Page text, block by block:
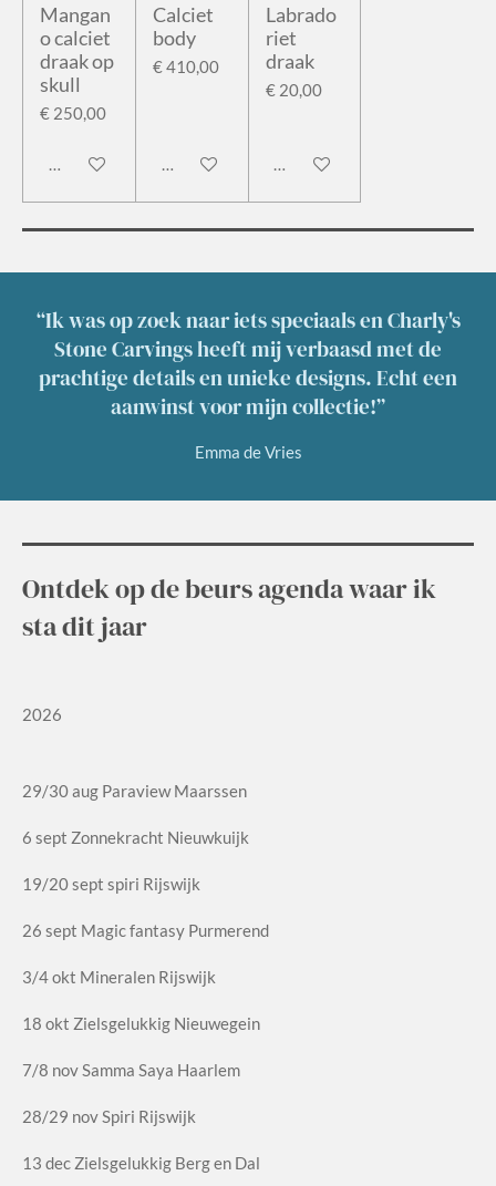
Mangan
o calciet
draak op
skull
€ 250,00
In winkelwagen
Calciet
body
€ 410,00
In winkelwagen
Labrado
riet
draak
€ 20,00
In winkelwagen
“Ik was op zoek naar iets speciaals en Charly's
Stone Carvings heeft mij verbaasd met de
prachtige details en unieke designs. Echt een
aanwinst voor mijn collectie!”
Emma de Vries
Ontdek op de beurs agenda waar ik
sta dit jaar
2026
29/30 aug Paraview Maarssen
6 sept Zonnekracht Nieuwkuijk
19/20 sept spiri Rijswijk
26 sept Magic fantasy Purmerend
3/4 okt Mineralen Rijswijk
18 okt Zielsgelukkig Nieuwegein
7/8 nov Samma Saya Haarlem
28/29 nov Spiri Rijswijk
13 dec Zielsgelukkig Berg en Dal